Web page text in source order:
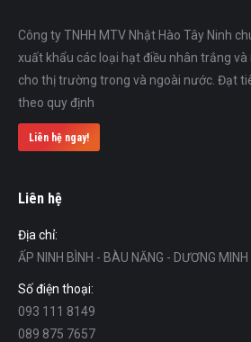
Công ty TNHH MTV Nhật Hào Tây Ninh
xuất khẩu các loại hạt điều nhân trắng và
cho thị trường trong và ngoài nước. Đạt
theo quy định
Liên hệ ngay!
Liên hệ
Địa chỉ:
ẤP NINH BÌNH - BÀU NĂNG - DƯƠNG
Số điện thoại:
093 111 8149
089 875 7657